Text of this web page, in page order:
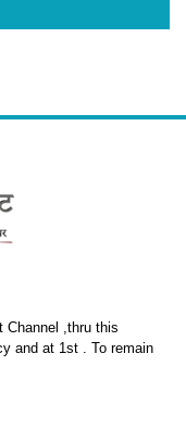
Channel ,thru this
and at 1st . To remain